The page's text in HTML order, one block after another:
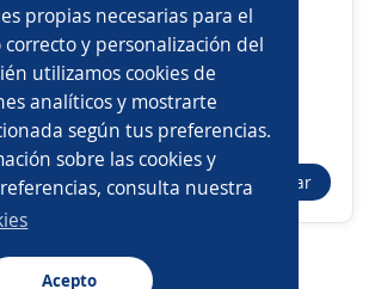
propias necesarias para el
y personalización del
utilizamos cookies de
analíticos y mostrarte
según tus preferencias.
sobre las cookies y
consulta nuestra
Acepto
Chófer de camioneta
Chófer Chófer de reparto
Chófer de personal
de personal
es más fácil en la app
Abrir
de ventas
DE SAN LUIS
San Luis Potosí
indeterminado
Postular